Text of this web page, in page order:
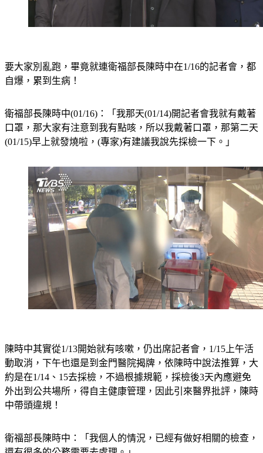
要大家別亂跑，畢竟就連衛福部長陳時中在1/16的記者會，都
自爆，累到生病！
衛福部長陳時中(01/16)：「我那天(01/14)開記者會我就有戴著
口罩，那大家有注意到我有點咳，所以我戴著口罩，那第二天
(01/15)早上就發燒啦，(專家)有建議我說先採檢一下。」
陳時中其實從1/13開始就有咳嗽，仍出席記者會，1/15上午活
動取消，下午也還是到金門醫院揭牌，依陳時中說法推算，大
約是在1/14、15去採檢，不過根據規範，採檢後3天內應避免
外出到公共場所，得自主健康管理，因此引來醫界批評，陳時
中帶頭違規！
衛福部長陳時中：「我個人的情況，已經有做好相關的檢查，